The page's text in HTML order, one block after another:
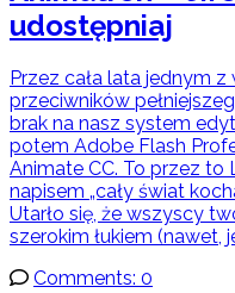
udostępniaj
Przez cała lata jednym
przeciwników
brak na nasz system
potem Adobe Flash
Animate CC. To przez to
napisem „cały świat
Utarło się, że wszyscy
szerokim łukiem (nawet,
Comments: 0